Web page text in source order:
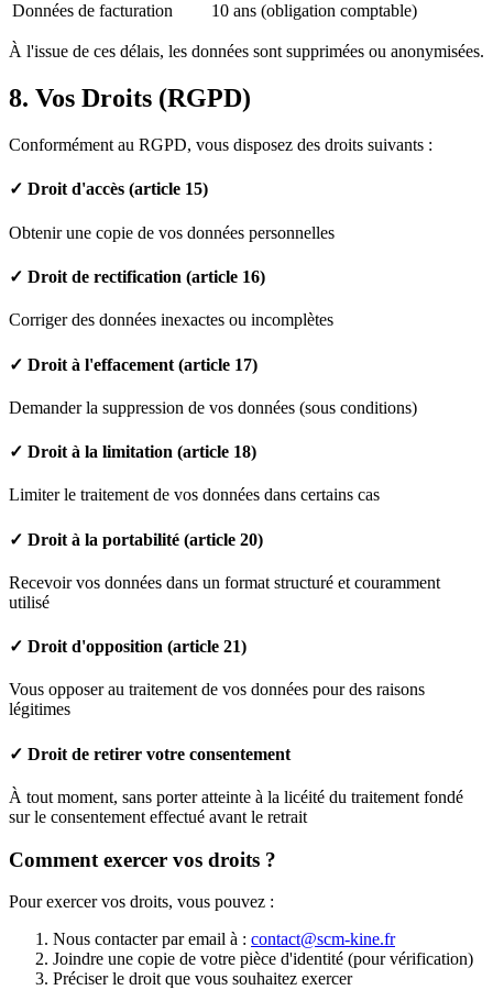
Données de facturation
10 ans (obligation comptable)
À l'issue de ces délais, les données sont supprimées ou anonymisées.
8. Vos Droits (RGPD)
Conformément au RGPD, vous disposez des droits suivants :
✓ Droit d'accès (article 15)
Obtenir une copie de vos données personnelles
✓ Droit de rectification (article 16)
Corriger des données inexactes ou incomplètes
✓ Droit à l'effacement (article 17)
Demander la suppression de vos données (sous conditions)
✓ Droit à la limitation (article 18)
Limiter le traitement de vos données dans certains cas
✓ Droit à la portabilité (article 20)
Recevoir vos données dans un format structuré et couramment
utilisé
✓ Droit d'opposition (article 21)
Vous opposer au traitement de vos données pour des raisons
légitimes
✓ Droit de retirer votre consentement
À tout moment, sans porter atteinte à la licéité du traitement fondé
sur le consentement effectué avant le retrait
Comment exercer vos droits ?
Pour exercer vos droits, vous pouvez :
Nous contacter par email à : contact@scm-kine.fr
Joindre une copie de votre pièce d'identité (pour vérification)
Préciser le droit que vous souhaitez exercer